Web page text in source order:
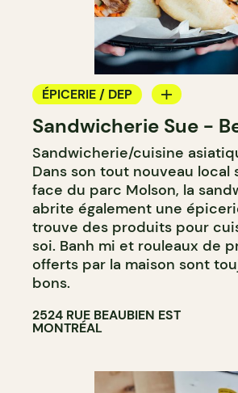
ÉPICERIE / DEP
COMPTOIR
Sandwicherie Sue -
Sandwicherie/cuisine
Dans son tout nouveau local
face du parc Molson, la
abrite également une
trouve des produits pour
soi. Banh mi et rouleaux de
offerts par la maison sont
bons.
2524 RUE BEAUBIEN EST
MONTRÉAL